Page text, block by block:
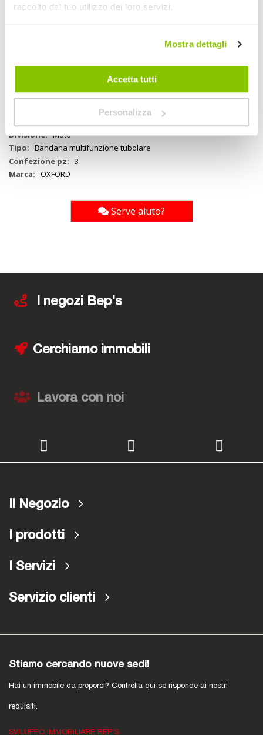
raccolto dal tuo utilizzo dei loro servizi.
Mostra dettagli
Accetta tutti
Personalizza
OXFORD COMFY HOW TO USE.MP4
Specifiche tecniche
Maggiori 1241058
Moto
Bandana multifunzione tubolare
3
OXFORD
Serve aiuto?
I negozi Bep's
Cerchiamo immobili
Lavora con noi
Il Negozio
I prodotti
I Servizi
Servizio clienti
Stiamo cercando nuove sedi!
Hai un immobile da proporci? Controlla qui se risponde ai nostri
requisiti.
SVILUPPO IMMOBILIARE BEP'S